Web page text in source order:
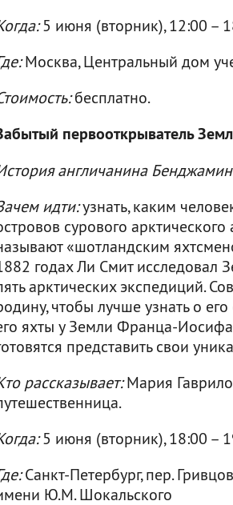
5 июня (вторник), 12:00 –
Москва, Центральный дом
бесплатно.
первооткрыватель
англичанина
идти:узнать, каким
сурового
«шотландским
годах Ли Смит исследовал
арктических экспедиций.
чтобы лучше узнать о
яхты у Земли Франца-
представить свои
рассказывает:Мария Гаврило
5 июня (вторник), 18:00 –
Санкт-Петербург, пер.
Ю.М. Шокальского